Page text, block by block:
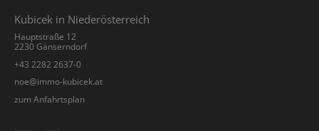
Kubicek in Niederösterreich
Hauptstraße 12
2230 Gänserndorf
+43 2282 2637-0
­noe@immo-kubicek.at
zum Anfahrtsplan